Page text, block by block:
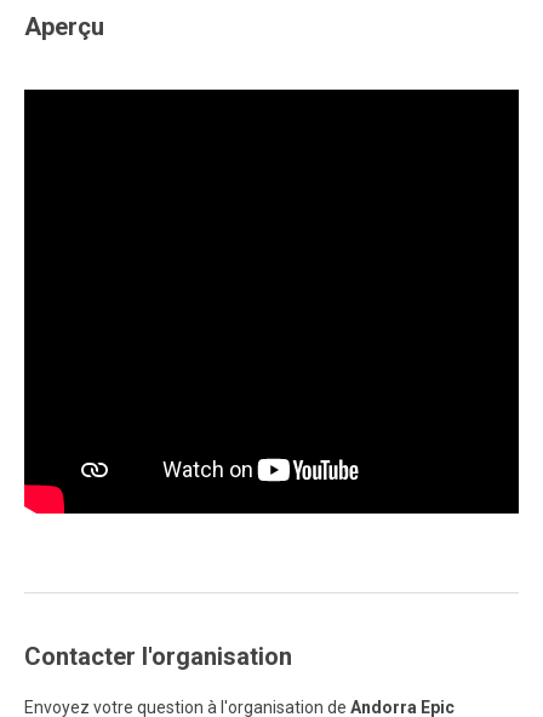
Aperçu
Contacter l'organisation
Envoyez votre question à l'organisation de Andorra Epic